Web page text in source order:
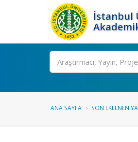
İstanbul
Ara
ANA SAYFA SON EKLENEN